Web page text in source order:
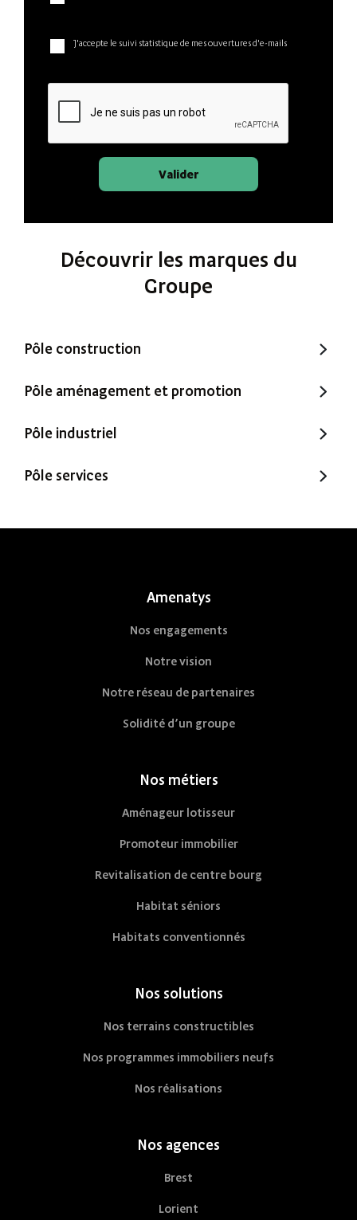
J'accepte le suivi statistique de mes ouvertures d'e-mails
Valider
Découvrir les marques du
Groupe
Pôle construction
Trecobat
Extenbois
Mureno
Pôle aménagement et promotion
Amenatys
Office Santé – Marque partenaire
Pôle industriel
Murébois
Pôle services
Amenatys
Nos engagements
Notre vision
Notre réseau de partenaires
Solidité d’un groupe
Nos métiers
Aménageur lotisseur
Promoteur immobilier
Revitalisation de centre bourg
Habitat séniors
Habitats conventionnés
Nos solutions
Nos terrains constructibles
Nos programmes immobiliers neufs
Nos réalisations
Nos agences
Brest
Lorient